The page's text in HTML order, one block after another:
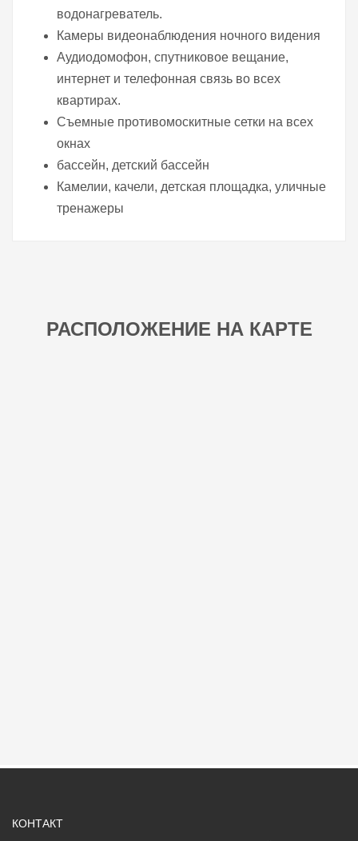
водонагреватель.
Камеры видеонаблюдения ночного видения
Аудиодомофон, спутниковое вещание,
интернет и телефонная связь во всех
квартирах.
Съемные противомоскитные сетки на всех
окнах
бассейн, детский бассейн
Камелии, качели, детская площадка, уличные
тренажеры
РАСПОЛОЖЕНИЕ НА КАРТЕ
КОНТАКТ